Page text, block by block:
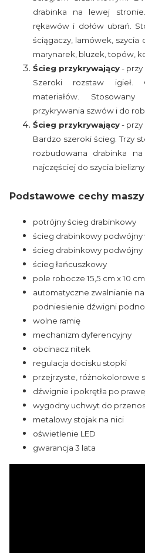
drabinka na lewej
rękawów i dołów ubrań.
ściągaczy, lamówek,
marynarek, bluzek, topów,
Ścieg przykrywający- przy
Szeroki rozstaw igieł.
materiałów.
przykrywania szwów i do
Ścieg przykrywający- przy
Bardzo szeroki ścieg. Trzy
rozbudowana drabinka
najczęściej do szycia
Podstawowe cechy
potrójny ścieg drabinkowy
ścieg drabinkowy podwójny
ścieg drabinkowy podwójny
ścieg łańcuszkowy
pole robocze 15,5 cm x 10 cm
automatyczne zwalnianie
podniesienie dźwigni
wolne ramię
mechanizm dyferencyjny
obcinacz nitek
regulacja docisku stopki
przejrzyste, różnokolorowe
dźwignie i pokrętła po
wygodny uchwyt do
metalowy stojak na nici
oświetlenie LED
gwarancja 3 lata